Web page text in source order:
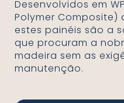
Desenvolvidos em WPC (Wood
Polymer Composite)
estes painéis são a
que procuram a
madeira sem as
manutenção.